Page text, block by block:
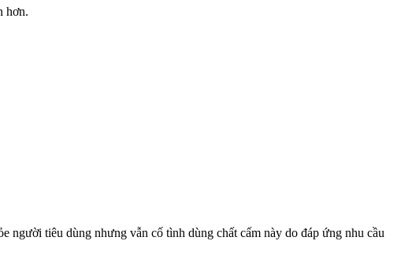
hơn.
tiêu dùng nhưng vẫn cố tình dùng chất cấm này do đáp ứng nhu cầu